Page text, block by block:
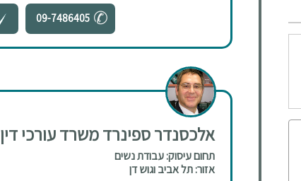
09-7486405
אלכסנדר ספינרד משרד עורכי דין
תחום עיסוק: עבודת נשים
אזור: תל אביב וגוש דן